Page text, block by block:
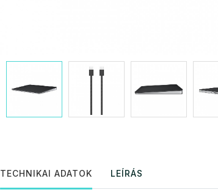
TECHNIKAI ADATOK LEÍRÁS